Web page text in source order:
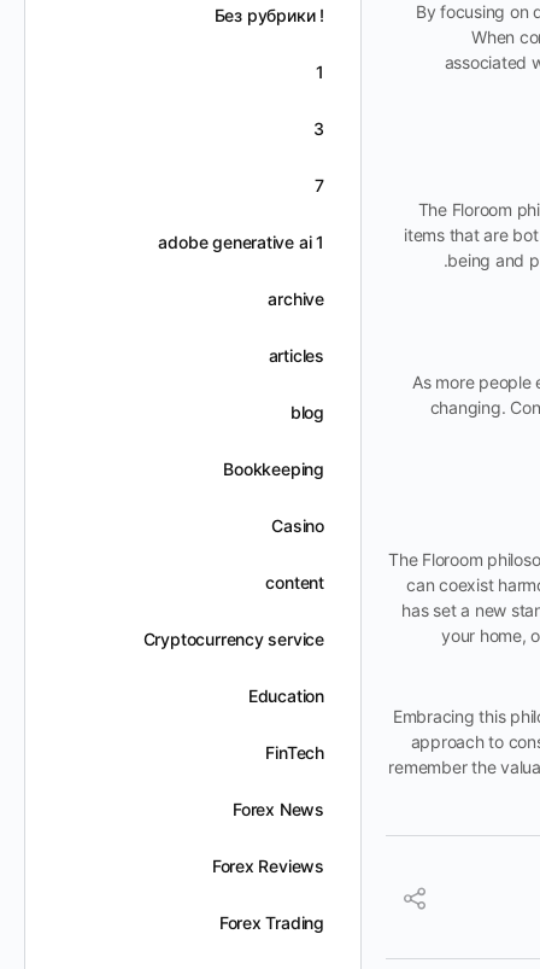
By focusing on
When
associated
The Floroom
items that are
being and
As more people
changing.
The Floroom
can coexist
has set a new
your home,
Embracing this
approach to
remember the
! Без рубрики
1
3
7
adobe generative ai 1
archive
articles
blog
Bookkeeping
Casino
content
Cryptocurrency service
Education
FinTech
Forex News
Forex Reviews
Forex Trading